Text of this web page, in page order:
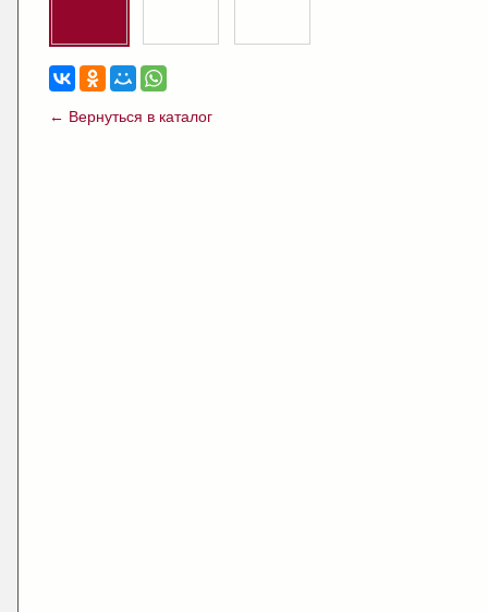
← Вернуться в каталог